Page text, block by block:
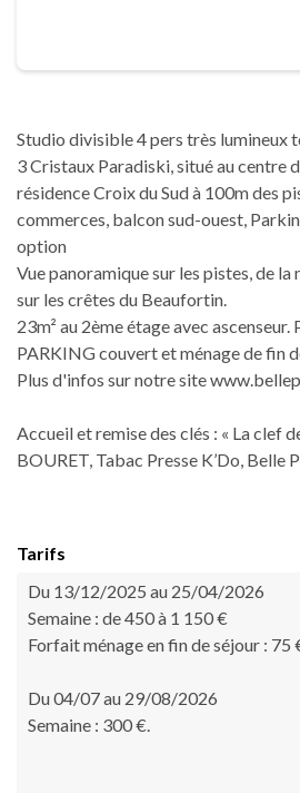
Studio divisible 4 pers très lumineux
3 Cristaux Paradiski, situé au centre
résidence Croix du Sud à 100m des
commerces, balcon sud-ouest,
option
Vue panoramique sur les pistes, de la
sur les crêtes du Beaufortin.
23m² au 2ème étage avec
PARKING couvert et ménage de fin
Plus d'infos sur notre site
Accueil et remise des clés : « La clef
BOURET, Tabac Presse K’Do, Belle
Tarifs
Du 13/12/2025 au 25/04/2026
Semaine : de 450 à 1 150 €
Forfait ménage en fin de séjour : 75
Du 04/07 au 29/08/2026
Semaine : 300 €.